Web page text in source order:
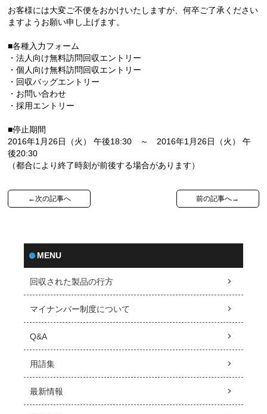
お客様には大変ご不便をおかけいたしますが、何卒ご了承ください
ますようお願い申し上げます。
■各種入力フォーム
・法人向け無料訪問回収エントリー
・個人向け無料訪問回収エントリー
・回収バッグエントリー
・お問い合わせ
・採用エントリー
■停止期間
2016年1月26日（火） 午後18:30 ～ 2016年1月26日（火） 午
後20:30
（都合により終了時刻が前後する場合があります）
前の記事へ→
←次の記事へ
MENU
回収された製品の行方
マイナンバー制度について
Q&A
用語集
最新情報